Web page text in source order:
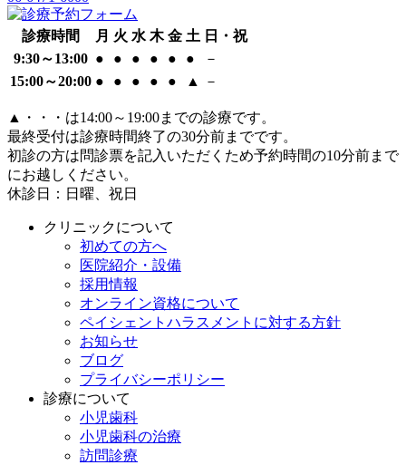
診療時間 月 火 水 木 金 土 日・祝
9:30～13:00 ● ● ● ● ● ●
－
15:00～20:00 ● ● ● ● ● ▲ －
▲
・・・は14:00～19:00までの診療です。
最終受付は診療時間終了の30分前までです。
初診の方は問診票を記入いただくため予約時間の10分前まで
にお越しください。
休診日：日曜、祝日
クリニックについて
初めての方へ
医院紹介・設備
採用情報
オンライン資格について
ペイシェントハラスメントに対する方針
お知らせ
ブログ
プライバシーポリシー
診療について
小児歯科
小児歯科の治療
訪問診療